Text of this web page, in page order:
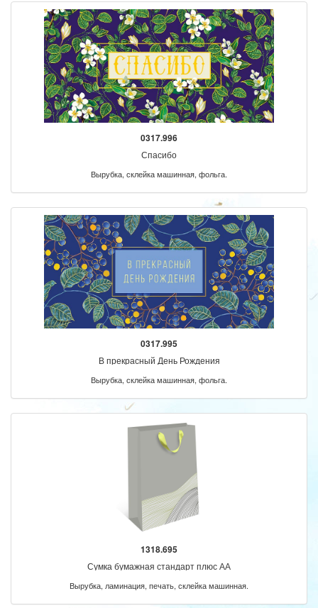
0317.996
Спасибо
Вырубка, склейка машинная, фольга.
0317.995
В прекрасный День Рождения
Вырубка, склейка машинная, фольга.
1318.695
Сумка бумажная стандарт плюс АА
Вырубка, ламинация, печать, склейка машинная.